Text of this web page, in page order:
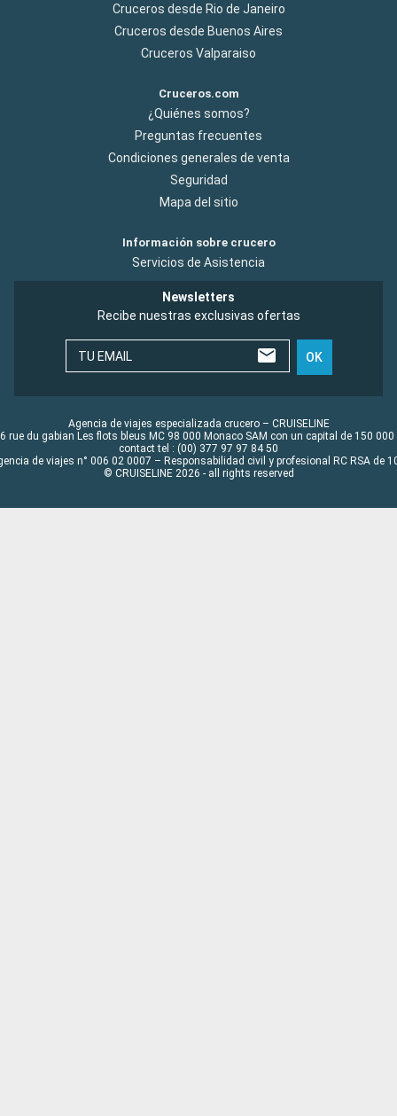
Cruceros desde Rio de Janeiro
Cruceros desde Buenos Aires
Cruceros Valparaiso
Cruceros.com
¿Quiénes somos?
Preguntas frecuentes
Condiciones generales de venta
Seguridad
Mapa del sitio
Información sobre crucero
Servicios de Asistencia
Newsletters
Recibe nuestras exclusivas ofertas
TU EMAIL OK
Agencia de viajes especializada crucero – CRUISELINE
rue du gabian Les flots bleus MC 98 000 Monaco SAM con un capital de 150 000
contact tel : (00) 377 97 97 84 50
de viajes n° 006 02 0007 – Responsabilidad civil y profesional RC RSA de
© CRUISELINE 2026 - all rights reserved